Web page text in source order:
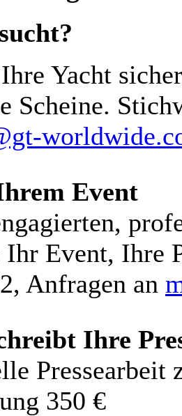
Yacht
Scheine.
Event
Event, Ihre
Anfragen an
Ihre
Pressearbeit
350 €